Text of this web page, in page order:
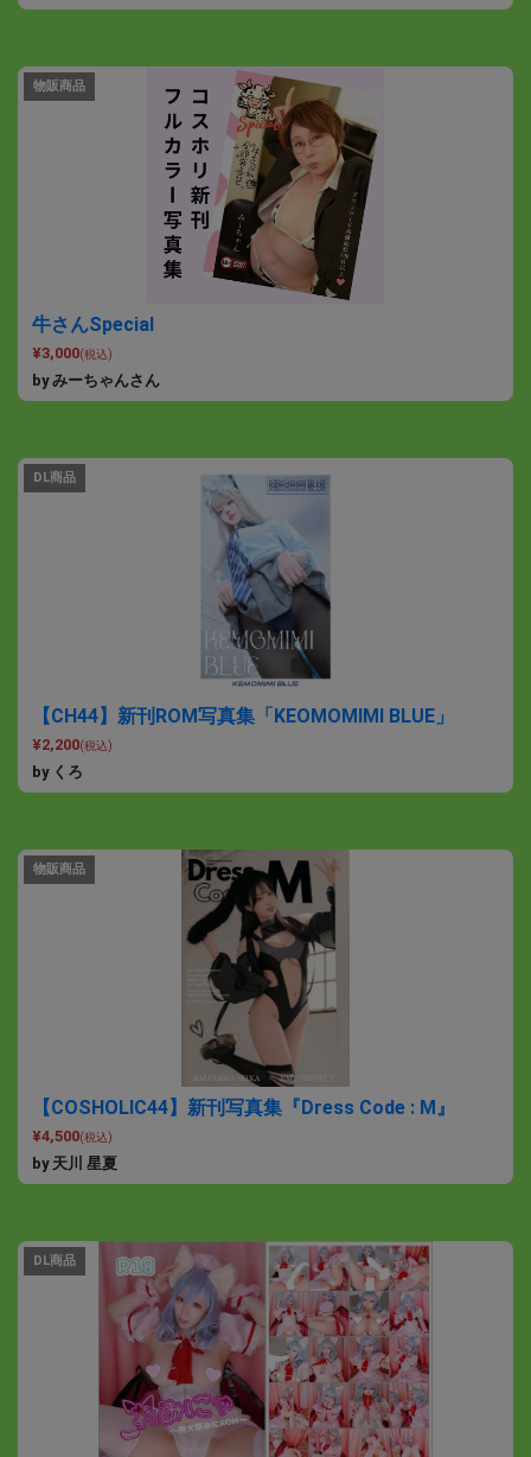
物販商品
牛さんSpecial
¥3,000(税込)
by みーちゃんさん
DL商品
【CH44】新刊ROM写真集「KEOMOMIMI BLUE」
¥2,200(税込)
by くろ
物販商品
【COSHOLIC44】新刊写真集『Dress Code : M』
¥4,500(税込)
by 天川 星夏
DL商品